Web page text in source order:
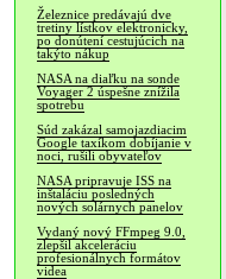
Železnice predávajú dve
tretiny lístkov elektronicky,
po donútení cestujúcich na
takýto nákup
NASA na diaľku na sonde
Voyager 2 úspešne znížila
spotrebu
Súd zakázal samojazdiacim
Google taxíkom dobíjanie v
noci, rušili obyvateľov
NASA pripravuje ISS na
inštaláciu posledných
nových solárnych panelov
Vydaný nový FFmpeg 9.0,
zlepšil akceleráciu
profesionálnych formátov
videa